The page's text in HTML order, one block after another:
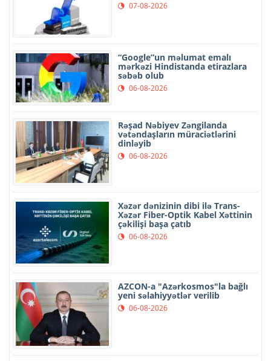
07-08-2026
“Google”un məlumat emalı
mərkəzi Hindistanda etirazlara
səbəb olub
06-08-2026
Rəşad Nəbiyev Zəngilanda
vətəndaşların müraciətlərini
dinləyib
06-08-2026
Xəzər dənizinin dibi ilə Trans-
Xəzər Fiber-Optik Kabel Xəttinin
çəkilişi başa çatıb
06-08-2026
AZCON-a "Azərkosmos"la bağlı
yeni səlahiyyətlər verilib
06-08-2026